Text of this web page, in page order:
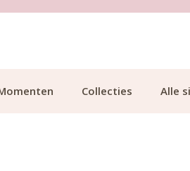
Collecties Alle